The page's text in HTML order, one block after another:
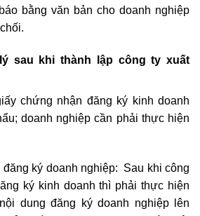
bằng văn bản cho doanh nghiệp
sau khi thành lập công ty xuất
chứng nhận đăng ký kinh doanh
doanh nghiệp cần phải thực hiện
đăng ký doanh nghiệp: Sau khi công
ký kinh doanh thì phải thực hiện
dung đăng ký doanh nghiệp lên